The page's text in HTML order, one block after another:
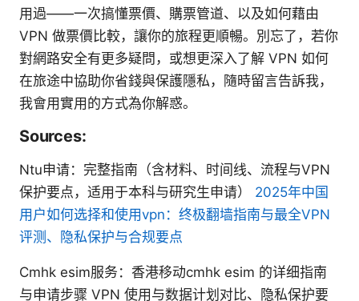
用過——一次搞懂票價、購票管道、以及如何藉由
VPN 做票價比較，讓你的旅程更順暢。別忘了，若你
對網路安全有更多疑問，或想更深入了解 VPN 如何
在旅途中協助你省錢與保護隱私，隨時留言告訴我，
我會用實用的方式為你解惑。
Sources:
Ntu申请：完整指南（含材料、时间线、流程与VPN
保护要点，适用于本科与研究生申请） 2025年中国
用户如何选择和使用vpn：终极翻墙指南与最全VPN
评测、隐私保护与合规要点
Cmhk esim服务：香港移动cmhk esim 的详细指南
与申请步骤 VPN 使用与数据计划对比、隐私保护要